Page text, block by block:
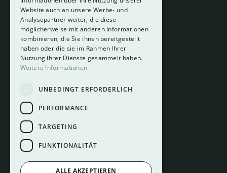
About
Hotelberatung
Mediadaten
Instagram
LinkedIn
Website auch an unsere Werbe- und
Analysepartner weiter, die diese
möglicherweise mit anderen Informationen
kombinieren, die Sie ihnen bereitgestellt
haben oder die sie im Rahmen Ihrer
Nutzung ihrer Dienste gesammelt haben.
Weitere Informationen
UNBEDINGT ERFORDERLICH
PERFORMANCE
TARGETING
FUNKTIONALITÄT
ALLE AKZEPTIEREN